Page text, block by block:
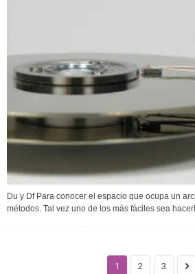
Du y Df Para conocer el espacio que ocupa un
métodos. Tal vez uno de los más fáciles sea
1 2 3